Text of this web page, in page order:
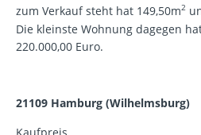
zum Verkauf steht hat 149,50m2
Die kleinste Wohnung dagegen
220.000,00 Euro.
21109 Hamburg (Wilhelmsburg)